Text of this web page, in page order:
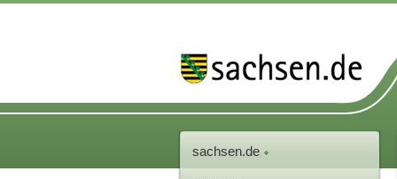
sachsen.de